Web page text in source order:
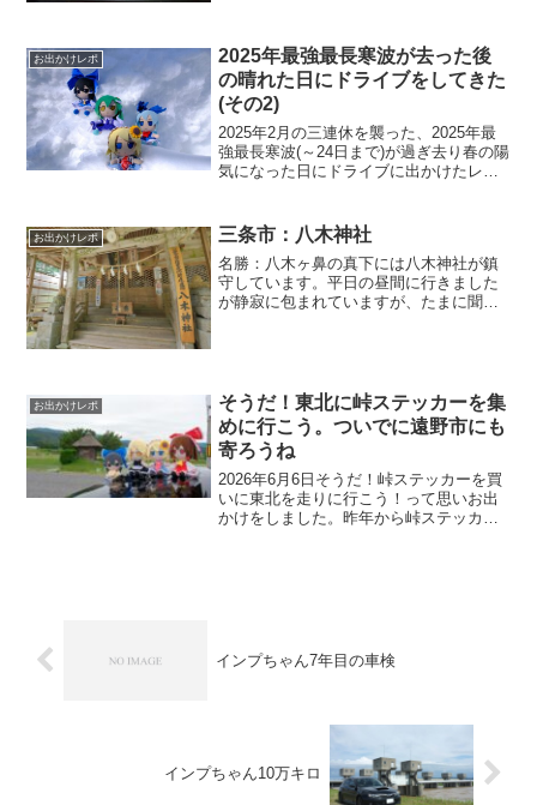
お出かけレポ
2025年最強最長寒波が去った後
の晴れた日にドライブをしてきた
(その2)
2025年2月の三連休を襲った、2025年最
強最長寒波(～24日まで)が過ぎ去り春の陽
気になった日にドライブに出かけたレポ
だったんですけど、全国ニュースで積雪
の...
お出かけレポ 三条市：八木神社
名勝：八木ヶ鼻の真下には八木神社が鎮
守しています。平日の昼間に行きました
が静寂に包まれていますが、たまに聞こ
お出かけレポ
そうだ！東北に峠ステッカーを集
めに行こう。ついでに遠野市にも
寄ろうね
2026年6月6日そうだ！峠ステッカーを買
いに東北を走りに行こう！って思いお出
かけをしました。昨年から峠ステッカー
インプちゃん7年目の車検
インプちゃん10万キロ